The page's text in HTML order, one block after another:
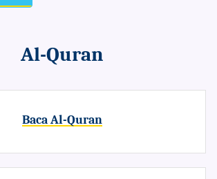
Al-Quran
Baca Al-Quran